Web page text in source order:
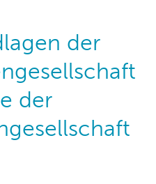
der
der